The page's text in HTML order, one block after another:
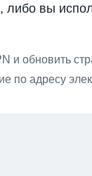
вы
и обновить
по адресу